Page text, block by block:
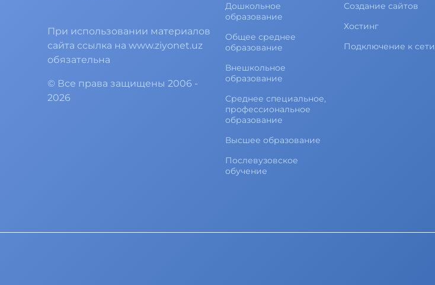
При использовании материалов
сайта ссылка на www.ziyonet.uz
обязательна
© Все права защищены 2006 -
2026
Дошкольное
образование
Общее среднее
образование
Внешкольное
образование
Среднее специальное,
профессиональное
образование
Высшее образование
Послевузовское
обучение
Создание сайтов
Хостинг
Подключение к сети